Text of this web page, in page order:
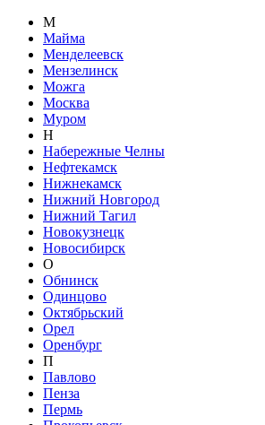
М
Майма
Менделеевск
Мензелинск
Можга
Москва
Муром
Н
Набережные Челны
Нефтекамск
Нижнекамск
Нижний Новгород
Нижний Тагил
Новокузнецк
Новосибирск
О
Обнинск
Одинцово
Октябрьский
Орел
Оренбург
П
Павлово
Пенза
Пермь